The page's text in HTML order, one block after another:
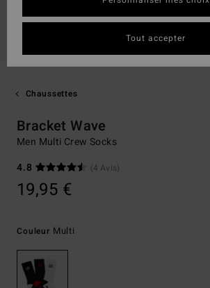
Chaussettes
Bracket Wave
Men Multi Crew Socks
4.8
(4 Avis)
19,95 €
Couleur Multi
Tout accepter